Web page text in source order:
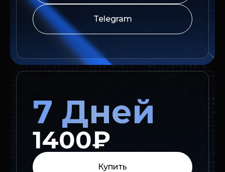
Telegram
7 Дней
1400₽
Купить